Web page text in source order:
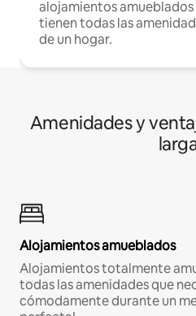
alojamientos amueblados
tienen todas las
de un hogar.
Amenidades y
Alojamientos amueblados
Alojamientos totalmente
todas las amenidades que
cómodamente durante un